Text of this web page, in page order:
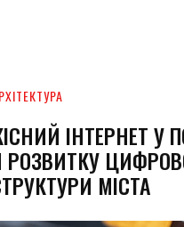
ІНТЕРНЕТ У
РОЗВИТКУ
МІСТА